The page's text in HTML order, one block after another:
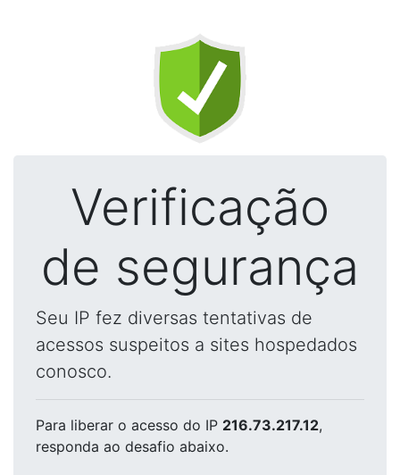
Verificação
de segurança
Seu IP fez diversas tentativas de
acessos suspeitos a sites hospedados
conosco.
Para liberar o acesso do IP 216.73.217.12,
responda ao desafio abaixo.